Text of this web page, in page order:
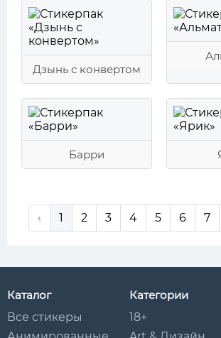
Дзынь с конвертом
Барри
‹ 1 2 3 4 5 6 7
Каталог
Все стикеры
Категории
18+